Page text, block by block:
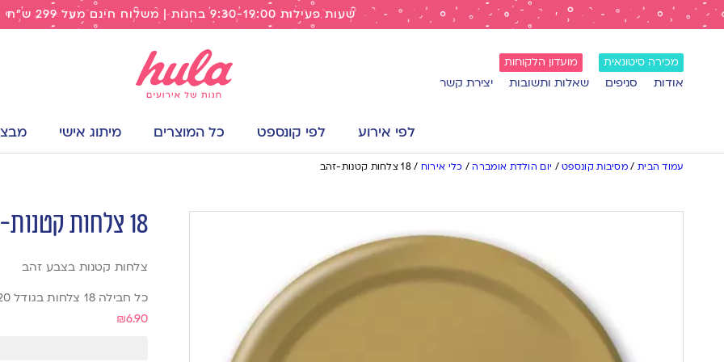
שעות פעילות 9:30-19:00 בחנות | משלוח חינם מעל 299 ש"ח
מכירה סיטונאית מועדון הלקוחות
אודות סניפים שאלות ותשובות יצירת קשר
לפי אירוע לפי קונספט כל המוצרים מיתוג אישי
עמוד הבית / מסיבות קונספט/ יום הולדת אומברה/ כלי אירוח /18 צלחות קטנות-זהב
18 צלחות קטנות-זהב
צלחות קטנות בצבע זהב
כל חבילה 18 צלחות בגודל 20 ס”מ (7 אינץ)
₪6.90